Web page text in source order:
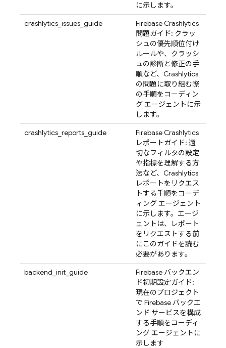
に示します。
crashlytics_issues_guide
Firebase Crashlytics
問題ガイド: クラッ
シュの優先順位付け
ルールや、クラッシ
ュの診断と修正の手
順など、Crashlytics
の問題に取り組む際
の手順をコーディン
グ エージェントに示
します。
crashlytics_reports_guide
Firebase Crashlytics
レポートガイド: 適
切なフィルタの設定
や指標を理解する方
法など、Crashlytics
レポートをリクエス
トする手順をコーデ
ィング エージェント
に示します。エージ
ェントは、レポート
をリクエストする前
にこのガイドを読む
必要があります。
backend_init_guide
Firebase バックエン
ド初期設定ガイド:
現在のプロジェクト
で Firebase バックエ
ンド サービスを構成
する手順をコーディ
ング エージェントに
示します